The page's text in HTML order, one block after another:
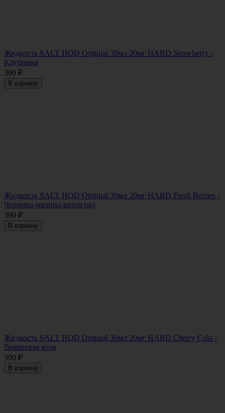
Жидкость SALT HQD Original 30мл 20мг HARD Strawberry -
Клубника
390 ₽
В корзину
Жидкость SALT HQD Original 30мл 20мг HARD Fresh Berries -
Черника-малина-виноград
390 ₽
В корзину
Жидкость SALT HQD Original 30мл 20мг HARD Cherry Cola -
Вишневая кола
390 ₽
В корзину